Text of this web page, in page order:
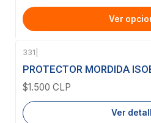
Ver
Agotado
331
PROTECTOR MORDIDA
$1.500 CLP
Ver